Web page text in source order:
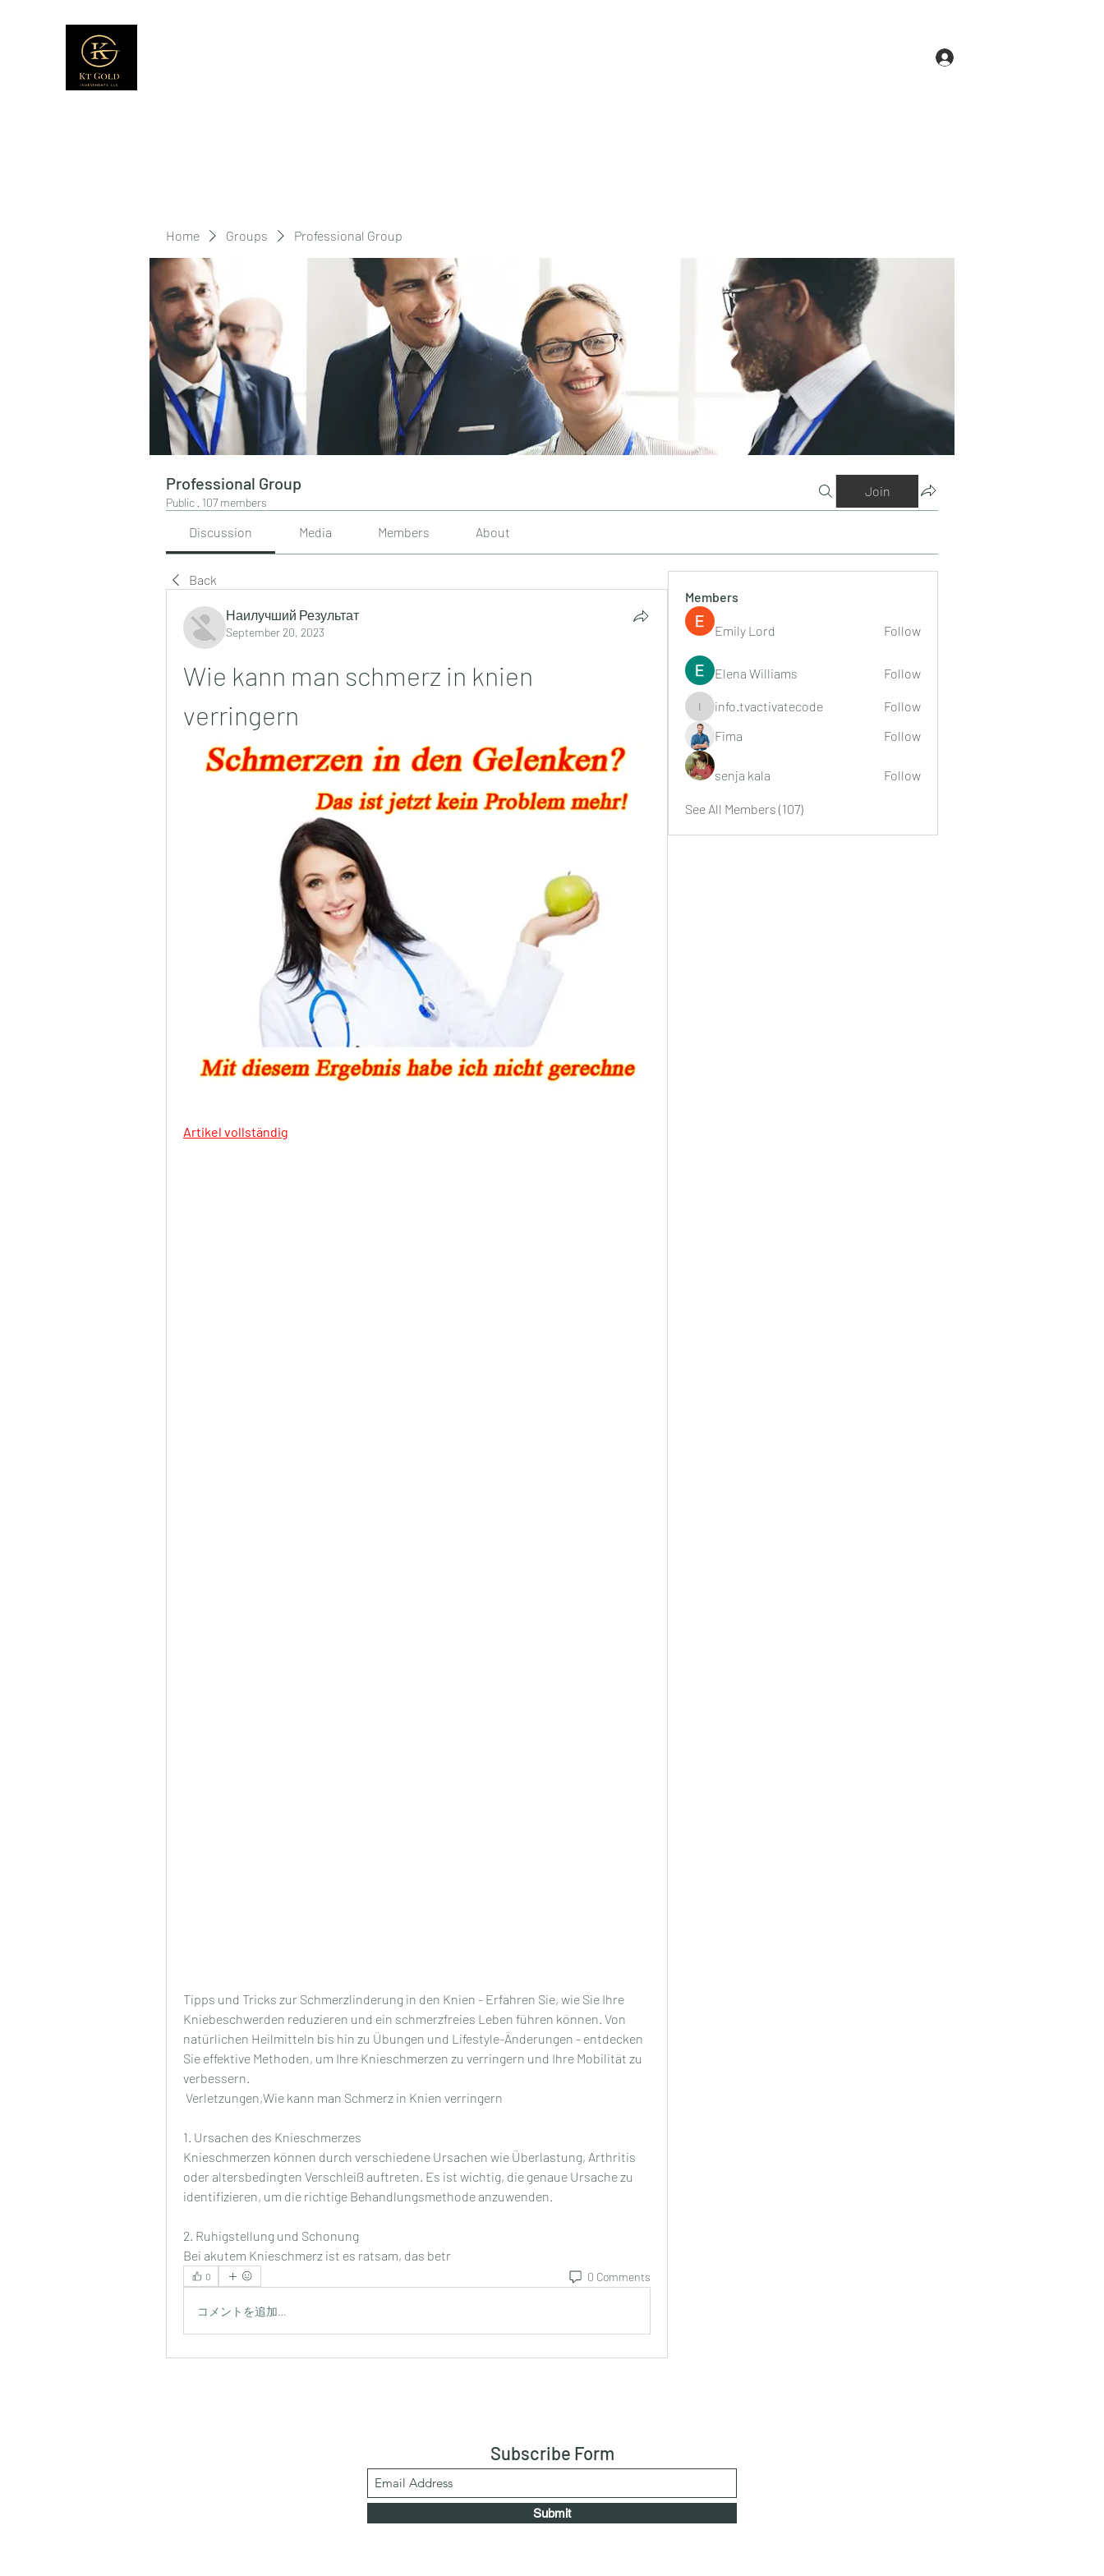
Home Groups Professional Group
Professional Group
Public · 107 members
Join
Discussion Media Members About
Back
Наилучший Результат
September 20, 2023
Wie kann man schmerz in knien
verringern
Artikel vollständig
Tipps und Tricks zur Schmerzlinderung in den Knien - Erfahren Sie, wie Sie Ihre
Kniebeschwerden reduzieren und ein schmerzfreies Leben führen können. Von
natürlichen Heilmitteln bis hin zu Übungen und Lifestyle-Änderungen - entdecken
Sie effektive Methoden, um Ihre Knieschmerzen zu verringern und Ihre Mobilität zu
verbessern.
Verletzungen,Wie kann man Schmerz in Knien verringern
1. Ursachen des Knieschmerzes
Knieschmerzen können durch verschiedene Ursachen wie Überlastung, Arthritis
oder altersbedingten Verschleiß auftreten. Es ist wichtig, die genaue Ursache zu
identifizieren, um die richtige Behandlungsmethode anzuwenden.
2. Ruhigstellung und Schonung
Bei akutem Knieschmerz ist es ratsam, das betr
0 0 Comments
コメントを追加…
Members
Emily Lord Follow
Elena Williams Follow
info.tvactivatecode
info.tvactivatecode
Follow
Fima
Follow
senja kala Follow
See All Members (107)
Subscribe Form
Submit